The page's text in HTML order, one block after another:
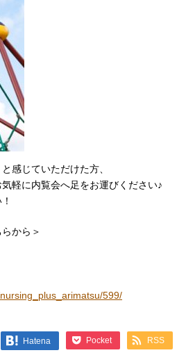
感じていただけた方、
軽に内覧会へ足をお運びください♪
から＞
599/
Hatena Pocket RSS